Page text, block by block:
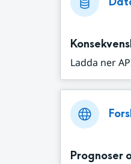
Ladda ner
Prognoser